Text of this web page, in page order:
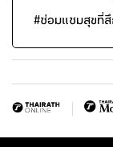
#ซ่อมแซมสุขที่